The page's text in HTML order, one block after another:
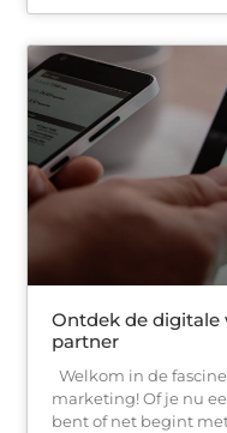
Ontdek de digitale
partner
Welkom in de
marketing! Of je nu
bent of net begint